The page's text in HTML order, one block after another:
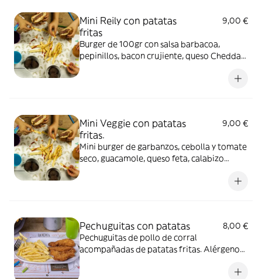
Mini Reily con patatas
fritas
9,00 €
Burger de 100gr con salsa barbacoa,
pepinillos, bacon crujiente, queso Cheddar,
Mini Veggie con patatas
fritas.
9,00 €
Mini burger de garbanzos, cebolla y tomate
seco, guacamole, queso feta, calabizo
Pechuguitas con patatas
8,00 €
Pechuguitas de pollo de corral
acompañadas de patatas fritas. Alérgenos: